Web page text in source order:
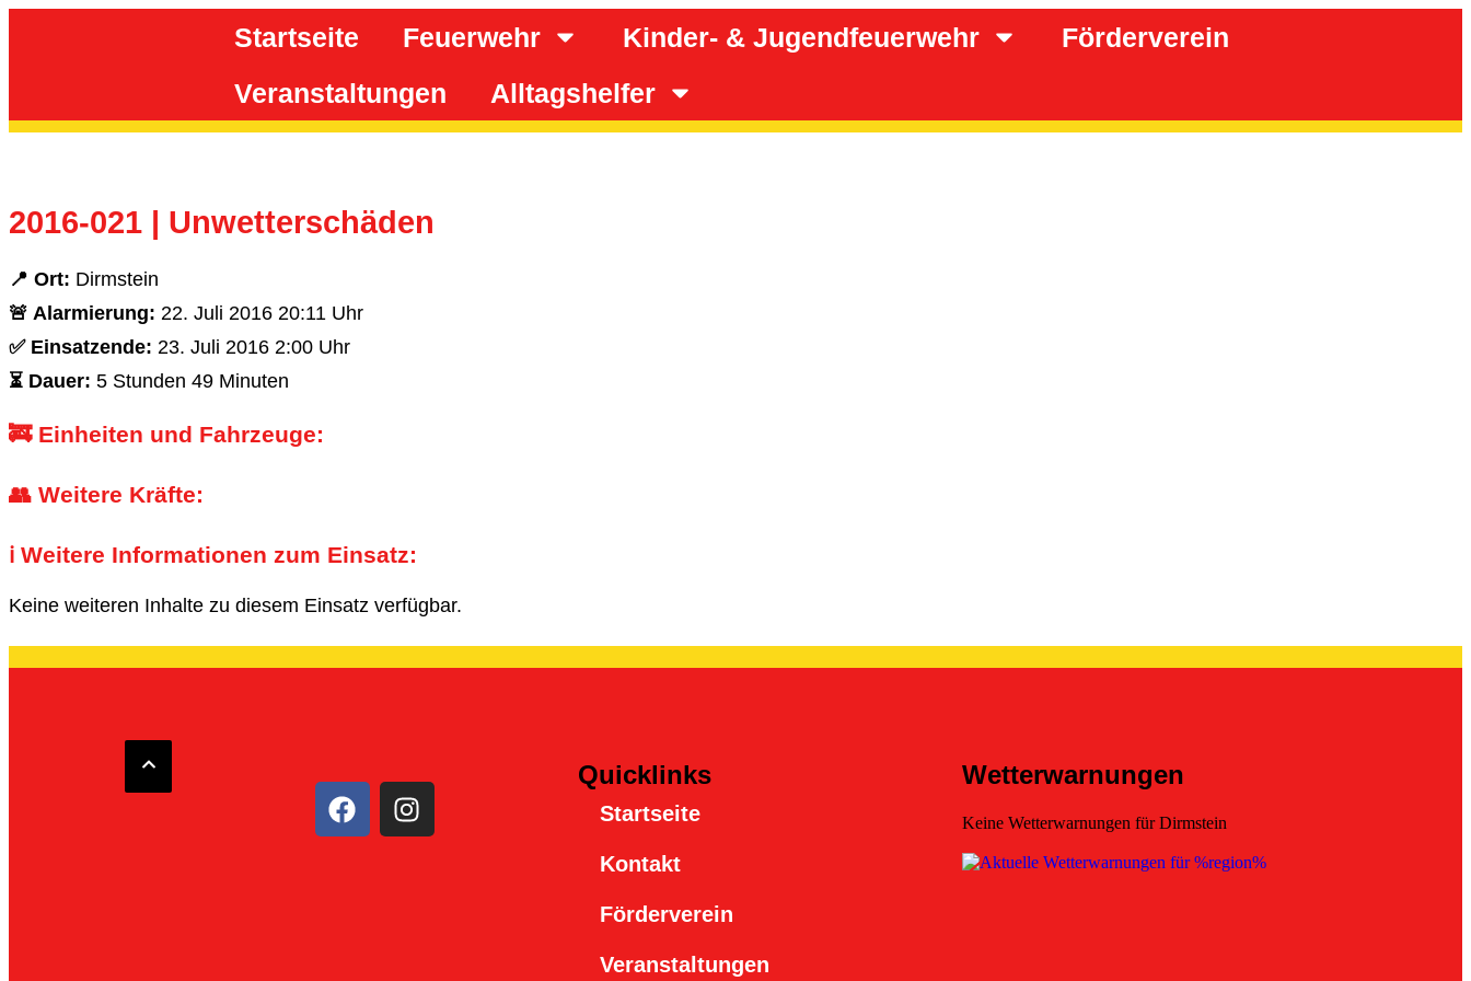
Inhalt
Startseite Feuerwehr Kinder- & Jugendfeuerwehr
Förderverein
Veranstaltungen
Alltagshelfer
2016-021 | Unwetterschäden
📍 Ort: Dirmstein
🚨 Alarmierung: 22. Juli 2016 20:11 Uhr
✅ Einsatzende: 23. Juli 2016 2:00 Uhr
⏳ Dauer: 5 Stunden 49 Minuten
🚒 Einheiten und Fahrzeuge:
👥 Weitere Kräfte:
ℹ️ Weitere Informationen zum Einsatz:
Keine weiteren Inhalte zu diesem Einsatz verfügbar.
Quicklinks
Startseite
Kontakt
Förderverein
Veranstaltungen
Wetterwarnungen
Keine Wetterwarnungen für Dirmstein